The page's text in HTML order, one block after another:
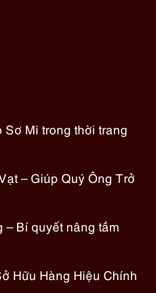
Mi trong thời trang
– Giúp Quý Ông Trở
– Bí quyết nâng tầm
Hữu Hàng Hiệu Chính